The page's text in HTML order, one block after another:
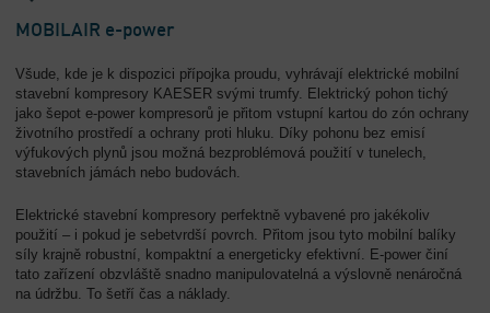
Přehled
MOBILAIR e-power
Všude, kde je k dispozici přípojka proudu, vyhrávají elektrické mobilní
stavební kompresory KAESER svými trumfy. Elektrický pohon tichý
jako šepot e-power kompresorů je přitom vstupní kartou do zón ochrany
životního prostředí a ochrany proti hluku. Díky pohonu bez emisí
výfukových plynů jsou možná bezproblémová použití v tunelech,
stavebních jámách nebo budovách.
Elektrické stavební kompresory perfektně vybavené pro jakékoliv
použití – i pokud je sebetvrdší povrch. Přitom jsou tyto mobilní balíky
síly krajně robustní, kompaktní a energeticky efektivní. E-power činí
tato zařízení obzvláště snadno manipulovatelná a výslovně nenáročná
na údržbu. To šetří čas a náklady.